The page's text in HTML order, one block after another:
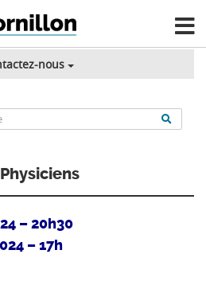
nous
– 20h30
– 17h